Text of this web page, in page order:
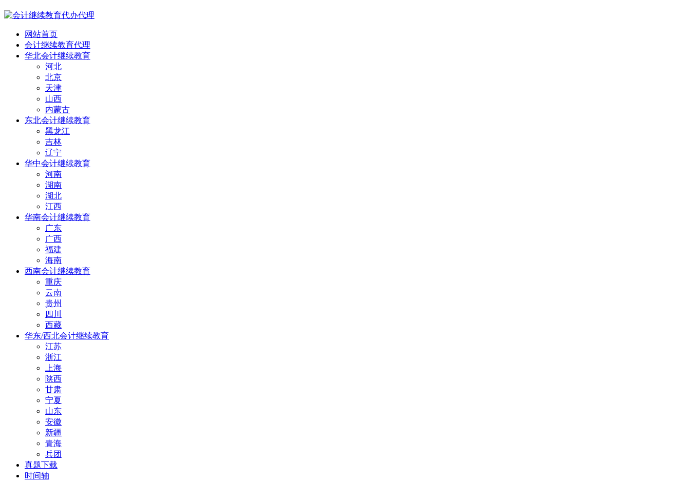
网站首页
会计继续教育代理
华北会计继续教育
河北
北京
天津
山西
内蒙古
东北会计继续教育
黑龙江
吉林
辽宁
华中会计继续教育
河南
湖南
湖北
江西
华南会计继续教育
广东
广西
福建
海南
西南会计继续教育
重庆
云南
贵州
四川
西藏
华东/西北会计继续教育
江苏
浙江
上海
陕西
甘肃
宁夏
山东
安徽
新疆
青海
兵团
真题下载
时间轴